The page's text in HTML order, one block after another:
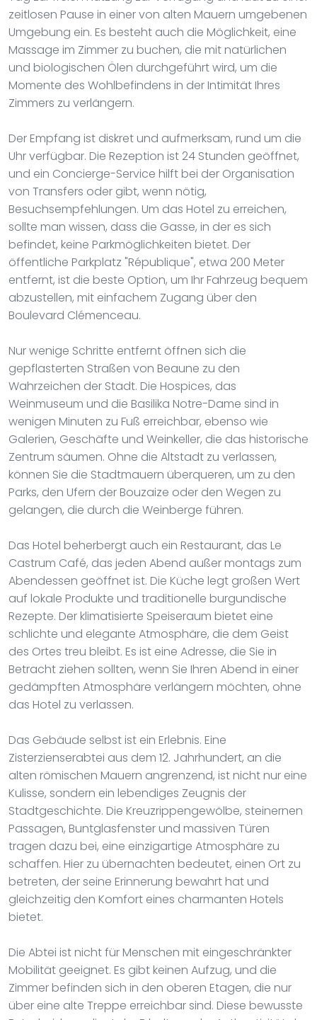
zeitlosen Pause in einer von alten Mauern umgebenen
Umgebung ein. Es besteht auch die Möglichkeit, eine
Massage im Zimmer zu buchen, die mit natürlichen
und biologischen Ölen durchgeführt wird, um die
Momente des Wohlbefindens in der Intimität Ihres
Zimmers zu verlängern.
Der Empfang ist diskret und aufmerksam, rund um die
Uhr verfügbar. Die Rezeption ist 24 Stunden geöffnet,
und ein Concierge-Service hilft bei der Organisation
von Transfers oder gibt, wenn nötig,
Besuchsempfehlungen. Um das Hotel zu erreichen,
sollte man wissen, dass die Gasse, in der es sich
befindet, keine Parkmöglichkeiten bietet. Der
öffentliche Parkplatz "République", etwa 200 Meter
entfernt, ist die beste Option, um Ihr Fahrzeug bequem
abzustellen, mit einfachem Zugang über den
Boulevard Clémenceau.
Nur wenige Schritte entfernt öffnen sich die
gepflasterten Straßen von Beaune zu den
Wahrzeichen der Stadt. Die Hospices, das
Weinmuseum und die Basilika Notre-Dame sind in
wenigen Minuten zu Fuß erreichbar, ebenso wie
Galerien, Geschäfte und Weinkeller, die das historische
Zentrum säumen. Ohne die Altstadt zu verlassen,
können Sie die Stadtmauern überqueren, um zu den
Parks, den Ufern der Bouzaize oder den Wegen zu
gelangen, die durch die Weinberge führen.
Das Hotel beherbergt auch ein Restaurant, das Le
Castrum Café, das jeden Abend außer montags zum
Abendessen geöffnet ist. Die Küche legt großen Wert
auf lokale Produkte und traditionelle burgundische
Rezepte. Der klimatisierte Speiseraum bietet eine
schlichte und elegante Atmosphäre, die dem Geist
des Ortes treu bleibt. Es ist eine Adresse, die Sie in
Betracht ziehen sollten, wenn Sie Ihren Abend in einer
gedämpften Atmosphäre verlängern möchten, ohne
das Hotel zu verlassen.
Das Gebäude selbst ist ein Erlebnis. Eine
Zisterzienserabtei aus dem 12. Jahrhundert, an die
alten römischen Mauern angrenzend, ist nicht nur eine
Kulisse, sondern ein lebendiges Zeugnis der
Stadtgeschichte. Die Kreuzrippengewölbe, steinernen
Passagen, Buntglasfenster und massiven Türen
tragen dazu bei, eine einzigartige Atmosphäre zu
schaffen. Hier zu übernachten bedeutet, einen Ort zu
betreten, der seine Erinnerung bewahrt hat und
gleichzeitig den Komfort eines charmanten Hotels
bietet.
Die Abtei ist nicht für Menschen mit eingeschränkter
Mobilität geeignet. Es gibt keinen Aufzug, und die
Zimmer befinden sich in den oberen Etagen, die nur
über eine alte Treppe erreichbar sind. Diese bewusste